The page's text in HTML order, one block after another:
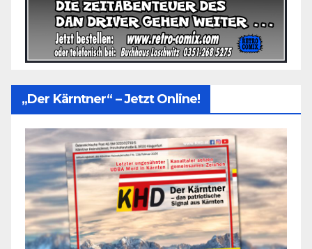
„Der Kärntner“ – Jetzt Online!